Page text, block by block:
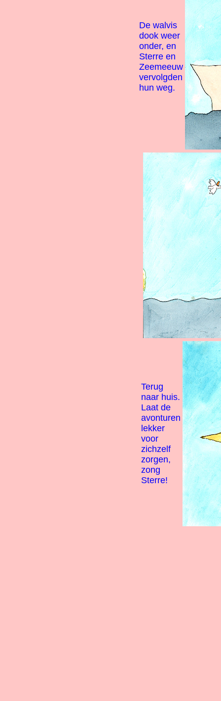
De walvis
dook weer
onder, en
Sterre en
Zeemeeuw
vervolgden
hun weg.
Terug
naar huis.
Laat de
avonturen
lekker
voor
zichzelf
zorgen,
zong
Sterre!